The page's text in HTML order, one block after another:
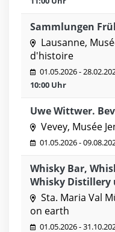
Sammlungen
Lausanne,
d'histoire
01.05.2026 -
10:00 Uhr
Uwe Wittwer.
Vevey, Musée
01.05.2026 -
Whisky Bar,
Whisky Distillery
Sta. Maria Val
on earth
01.05.2026 -